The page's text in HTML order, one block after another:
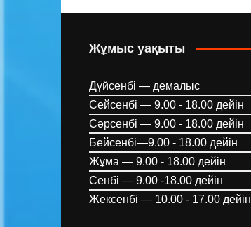
Жұмыс уақыты
Дүйсенбі — демалыс
Сейсенбі — 9.00 - 18.00 дейін
Сәрсенбі — 9.00 - 18.00 дейін
Бейсенбі—9.00 - 18.00 дейін
Жұма — 9.00 - 18.00 дейін
Сенбі — 9.00 -18.00 дейін
Жексенбі — 10.00 - 17.00 дейін